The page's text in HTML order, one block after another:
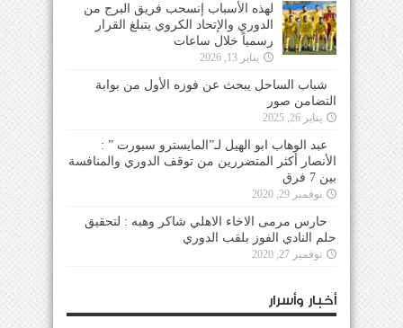
لهذه الأسباب إنسحب فريق البرج من
الدوري والإتحاد الكروي يتبلغ القرار
رسمياً خلال ساعات
يناير 13, 2026
شباب الساحل يبحث عن فوزه الأول من بوابة
التضامن صور
يناير 26, 2025
عبد الوهاب ابو الهيل لـ”المايسترو سبورت ” :
الأنصار أكثر المتضررين من توقف الدوري والمنافسة
بين 7 فرق
نوفمبر 29, 2020
حارس مرمى الاخاء الاهلي شاكر وهبه : لتحقيق
حلم النادي الفوز بلقب الدوري
نوفمبر 27, 2020
أخبار وأسرار